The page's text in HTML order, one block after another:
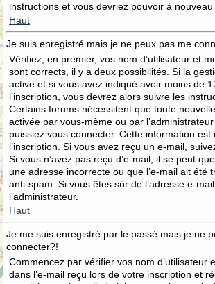
instructions et vous devriez pouvoir à nouveau
Haut
Je suis enregistré mais je ne peux pas me
Vérifiez, en premier, vos nom d’utilisateur et
sont corrects, il y a deux possibilités. Si la
active et si vous avez indiqué avoir moins de
l’inscription, vous devrez alors suivre les
Certains forums nécessitent que toute
activée par vous-même ou par
puissiez vous connecter. Cette information est
l’inscription. Si vous avez reçu un e-mail,
Si vous n’avez pas reçu d’e-mail, il se peut
une adresse incorrecte ou que l’e-mail ait été
anti-spam. Si vous êtes sûr de l’adresse e-
l’administrateur.
Haut
Je me suis enregistré par le passé mais je ne
connecter?!
Commencez par vérifier vos nom d’utilisateur
dans l’e-mail reçu lors de votre inscription et